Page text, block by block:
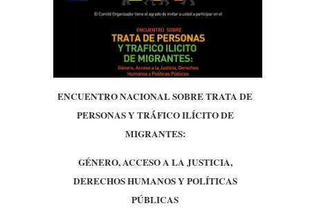
ENCUENTRO NACIONAL SOBRE TRATA DE
PERSONAS Y TRÁFICO ILÍCITO DE
MIGRANTES:
GÉNERO, ACCESO A LA JUSTICIA,
DERECHOS HUMANOS Y POLÍTICAS
PÚBLICAS